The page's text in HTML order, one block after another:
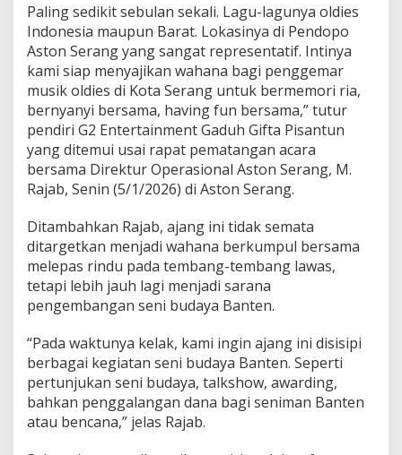
Paling sedikit sebulan sekali. Lagu-lagunya oldies
Indonesia maupun Barat. Lokasinya di Pendopo
Aston Serang yang sangat representatif. Intinya
kami siap menyajikan wahana bagi penggemar
musik oldies di Kota Serang untuk bermemori ria,
bernyanyi bersama, having fun bersama,” tutur
pendiri G2 Entertainment Gaduh Gifta Pisantun
yang ditemui usai rapat pematangan acara
bersama Direktur Operasional Aston Serang, M.
Rajab, Senin (5/1/2026) di Aston Serang.
Ditambahkan Rajab, ajang ini tidak semata
ditargetkan menjadi wahana berkumpul bersama
melepas rindu pada tembang-tembang lawas,
tetapi lebih jauh lagi menjadi sarana
pengembangan seni budaya Banten.
“Pada waktunya kelak, kami ingin ajang ini disisipi
berbagai kegiatan seni budaya Banten. Seperti
pertunjukan seni budaya, talkshow, awarding,
bahkan penggalangan dana bagi seniman Banten
atau bencana,” jelas Rajab.